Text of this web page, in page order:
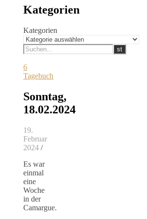
Kategorien
Kategorien
6
Tagebuch
Sonntag,
18.02.2024
19.
Februar
2024 /
Es war
einmal
eine
Woche
in der
Camargue.